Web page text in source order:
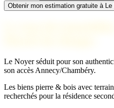
Obtenir mon estimation gratuite à Le
Le Noyer séduit pour son
son accès Annecy/Chambéry.
Les biens pierre & bois avec
recherchés pour la résidence